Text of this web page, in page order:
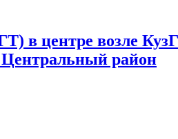
в центре возле
район